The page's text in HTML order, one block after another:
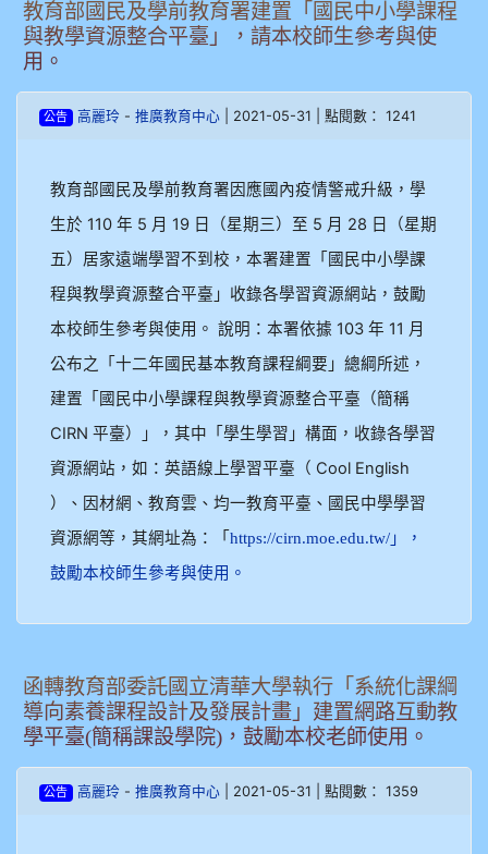
教育部國民及學前教育署建置「國民中小學課程
與教學資源整合平臺」，請本校師生參考與使
用。
公告 高麗玲- 推廣教育中心| 2021-05-31 | 點閱數： 1241
教育部國民及學前教育署因應國內疫情警戒升級，學
生於 110 年 5 月 19 日（星期三）至 5 月 28 日（星期
五）居家遠端學習不到校，本署建置「國民中小學課
程與教學資源整合平臺」收錄各學習資源網站，鼓勵
本校師生參考與使用。 說明：本署依據 103 年 11 月
公布之「十二年國民基本教育課程綱要」總綱所述，
建置「國民中小學課程與教學資源整合平臺（簡稱
CIRN 平臺）」，其中「學生學習」構面，收錄各學習
資源網站，如：英語線上學習平臺（ Cool English
）、因材網、教育雲、均一教育平臺、國民中學學習
資源網等，其網址為：「 https://cirn.moe.edu.tw/」，
鼓勵本校師生參考與使用。
函轉教育部委託國立清華大學執行「系統化課綱
導向素養課程設計及發展計畫」建置網路互動教
學平臺(簡稱課設學院)，鼓勵本校老師使用。
公告 高麗玲- 推廣教育中心| 2021-05-31 | 點閱數： 1359